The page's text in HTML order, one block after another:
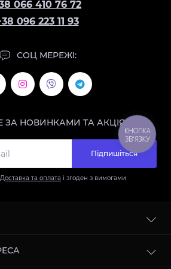
066 410 76 72
096 223 11 93
СОЦ МЕРЕЖІ:
ЗА НОВИНКАМИ ТА АКЦІЯМИ:
Підпишіться
Доставка та оплата і згоден з вимогами
КНОПКА
ЗВ'ЯЗКУ